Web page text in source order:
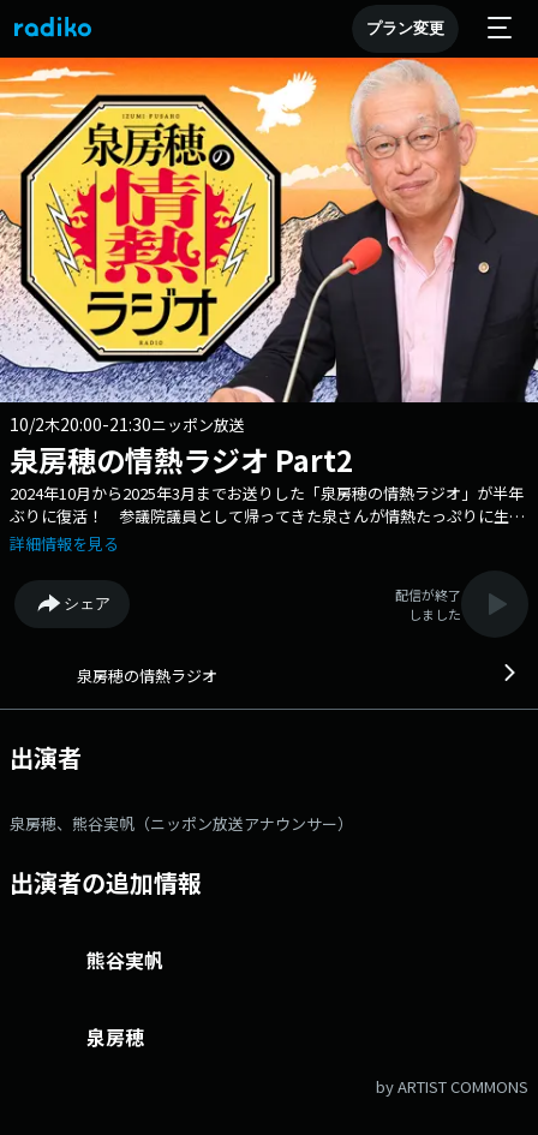
プラン変更
10/2木20:00-21:30ニッポン放送
泉房穂の情熱ラジオ Part2
2024年10月から2025年3月までお送りした「泉房穂の情熱ラジオ」が半年
ぶりに復活！ 参議院議員として帰ってきた泉さんが情熱たっぷりに生放
送で熱いトークを繰り広げます。 今年は木曜日18時からの生放送、「情
ス： izumi@1242.com 番組ホームページはこちら twitterハッシ
ュタグは「#泉の情熱ラジオ」twitterアカウントは
「@izumifusaho1242」
詳細情報を見る
シェア
配信が終了
しました
泉房穂の情熱ラジオ
出演者
泉房穂、熊谷実帆（ニッポン放送アナウンサー）
出演者の追加情報
熊谷実帆
泉房穂
by ARTIST COMMONS